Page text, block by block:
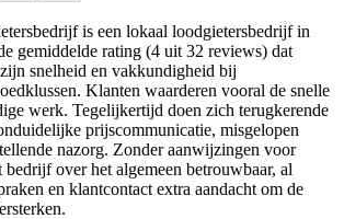
is een lokaal loodgietersbedrijf in
gemiddelde rating (4 uit 32 reviews) dat
snelheid en vakkundigheid bij
Klanten waarderen vooral de snelle
werk. Tegelijkertijd doen zich terugkerende
prijscommunicatie, misgelopen
nazorg. Zonder aanwijzingen voor
over het algemeen betrouwbaar, al
en klantcontact extra aandacht om de